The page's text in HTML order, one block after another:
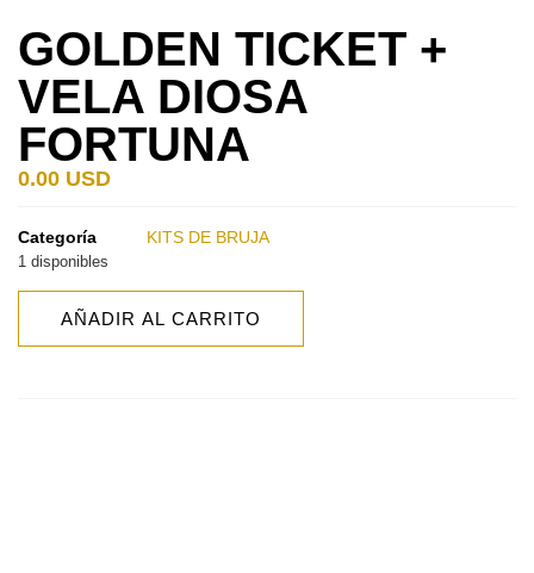
GOLDEN TICKET +
VELA DIOSA
FORTUNA
0.00 USD
Categoría KITS DE BRUJA
1 disponibles
AÑADIR AL CARRITO